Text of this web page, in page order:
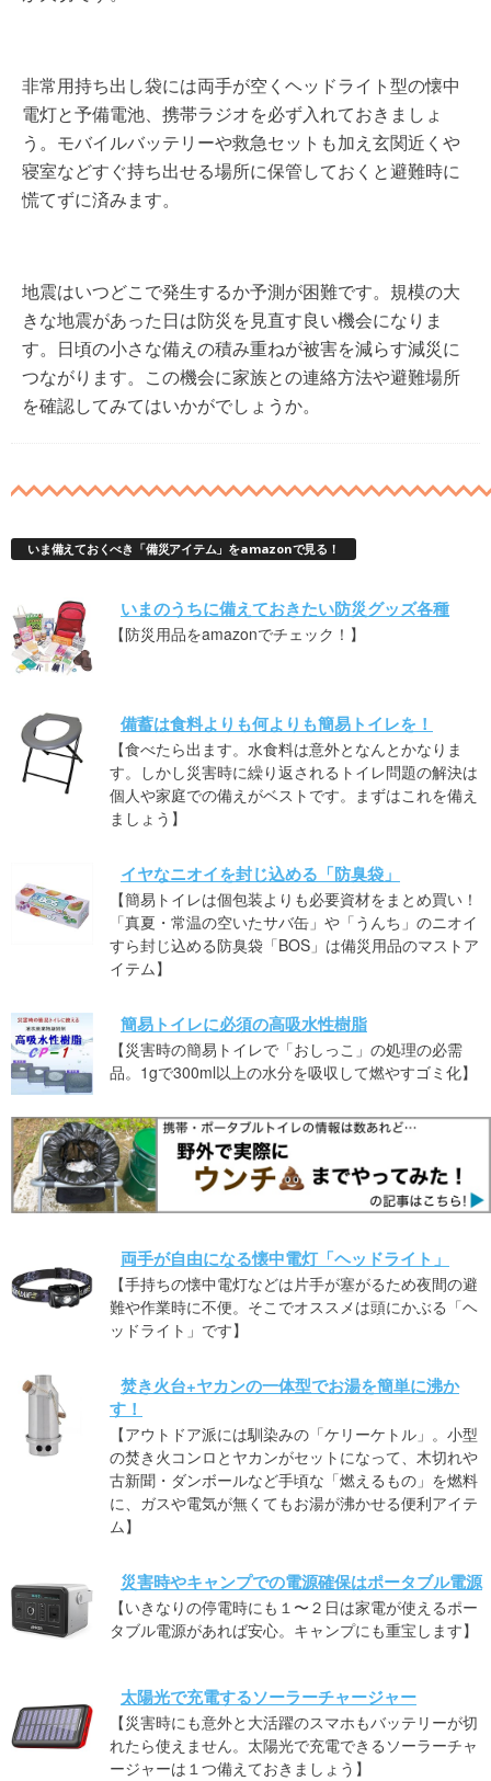
非常用持ち出し袋には両手が空くヘッドライト型の懐中
電灯と予備電池、携帯ラジオを必ず入れておきましょ
う。モバイルバッテリーや救急セットも加え玄関近くや
寝室などすぐ持ち出せる場所に保管しておくと避難時に
慌てずに済みます。
地震はいつどこで発生するか予測が困難です。規模の大
きな地震があった日は防災を見直す良い機会になりま
す。日頃の小さな備えの積み重ねが被害を減らす減災に
つながります。この機会に家族との連絡方法や避難場所
を確認してみてはいかがでしょうか。
いま備えておくべき「備災アイテム」をamazonで見る！
いまのうちに備えておきたい防災グッズ各種
【防災用品をamazonでチェック！】
備蓄は食料よりも何よりも簡易トイレを！
【食べたら出ます。水食料は意外となんとかなりま
す。しかし災害時に繰り返されるトイレ問題の解決は
個人や家庭での備えがベストです。まずはこれを備え
ましょう】
イヤなニオイを封じ込める「防臭袋」
【簡易トイレは個包装よりも必要資材をまとめ買い！
「真夏・常温の空いたサバ缶」や「うんち」のニオイ
すら封じ込める防臭袋「BOS」は備災用品のマストア
イテム】
簡易トイレに必須の高吸水性樹脂
【災害時の簡易トイレで「おしっこ」の処理の必需
品。1gで300ml以上の水分を吸収して燃やすゴミ化】
両手が自由になる懐中電灯「ヘッドライト」
【手持ちの懐中電灯などは片手が塞がるため夜間の避
難や作業時に不便。そこでオススメは頭にかぶる「ヘ
ッドライト」です】
焚き火台+ヤカンの一体型でお湯を簡単に沸か
す！
【アウトドア派には馴染みの「ケリーケトル」。小型
の焚き火コンロとヤカンがセットになって、木切れや
古新聞・ダンボールなど手頃な「燃えるもの」を燃料
に、ガスや電気が無くてもお湯が沸かせる便利アイテ
ム】
災害時やキャンプでの電源確保はポータブル電源
【いきなりの停電時にも１〜２日は家電が使えるポー
タブル電源があれば安心。キャンプにも重宝します】
太陽光で充電するソーラーチャージャー
【災害時にも意外と大活躍のスマホもバッテリーが切
れたら使えません。太陽光で充電できるソーラーチャ
ージャーは１つ備えておきましょう】